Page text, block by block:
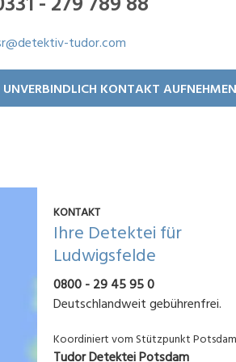
tudor.com
UNVERBINDLICH KONTAKT AUFNEHMEN
KONTAKT
Ihre Detektei für
Ludwigsfelde
0800 - 29 45 95 0
Deutschlandweit gebührenfrei.
Koordiniert vom Stützpunkt Potsdam
Tudor Detektei Potsdam